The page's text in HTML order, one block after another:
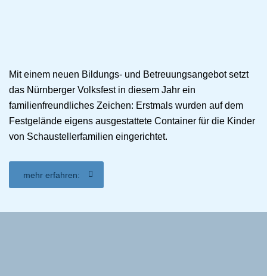
Mit einem neuen Bildungs- und Betreuungsangebot setzt
das Nürnberger Volksfest in diesem Jahr ein
familienfreundliches Zeichen: Erstmals wurden auf dem
Festgelände eigens ausgestattete Container für die Kinder
von Schaustellerfamilien eingerichtet.
mehr erfahren: